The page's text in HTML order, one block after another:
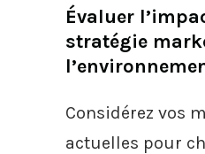
Évaluer
stratégie
Considérez vos
actuelles pour